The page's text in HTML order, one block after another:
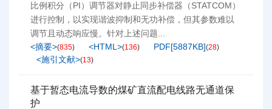
比例积分（PI）调节器对静止同步补偿器（STATCOM）
进行控制，以实现谐波抑制和无功补偿，但其参数难以
调节且动态响应慢。针对上述问题...
<摘要>(835) <HTML>(136) PDF[5887KB](28)
<施引文献>(13)
基于暂态电流导数的煤矿直流配电线路无通道保
护